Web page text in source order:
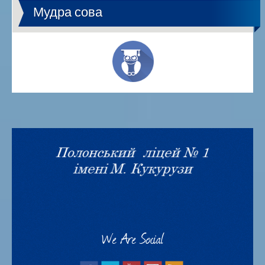
Мудра сова
We Are Social